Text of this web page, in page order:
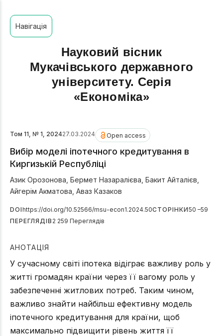
Навігація
Науковий вісник
Мукачівського державного
університету. Серія
«Економіка»
Том 11, № 1, 202427.03.2024 Open access
Вибір моделі іпотечного кредитування в
Киргизькій Республіці
Азик Орозонова Бермет Назаралієва Бакит Айталієв
Айгерім Акматова Аваз Казаков
DOIhttps://doi.org/10.52566/msu-econ1.2024.50СТОРІНКИ50 –59
ПЕРЕГЛЯДІВ 2 259 Переглядів
АНОТАЦІЯ
У сучасному світі іпотека відіграє важливу роль у
житті громадян країни через її вагому роль у
забезпеченні житлових потреб. Таким чином,
важливо знайти найбільш ефективну модель
іпотечного кредитування для країни, щоб
максимально підвищити рівень життя її